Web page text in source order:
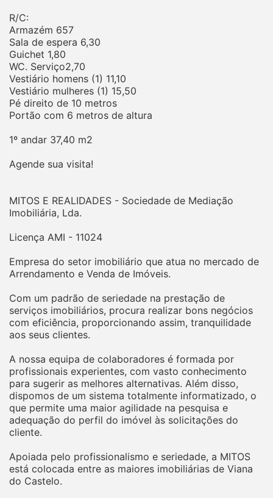
R/C:
Armazém 657
Sala de espera 6,30
Guichet 1,80
WC. Serviço2,70
Vestiário homens (1) 11,10
Vestiário mulheres (1) 15,50
Pé direito de 10 metros
Portão com 6 metros de altura
1º andar 37,40 m2
Agende sua visita!
MITOS E REALIDADES - Sociedade de Mediação
Imobiliária, Lda.
Licença AMI - 11024
Empresa do setor imobiliário que atua no mercado de
Arrendamento e Venda de Imóveis.
Com um padrão de seriedade na prestação de
serviços imobiliários, procura realizar bons negócios
com eficiência, proporcionando assim, tranquilidade
aos seus clientes.
A nossa equipa de colaboradores é formada por
profissionais experientes, com vasto conhecimento
para sugerir as melhores alternativas. Além disso,
dispomos de um sistema totalmente informatizado, o
que permite uma maior agilidade na pesquisa e
adequação do perfil do imóvel às solicitações do
cliente.
Apoiada pelo profissionalismo e seriedade, a MITOS
está colocada entre as maiores imobiliárias de Viana
do Castelo.